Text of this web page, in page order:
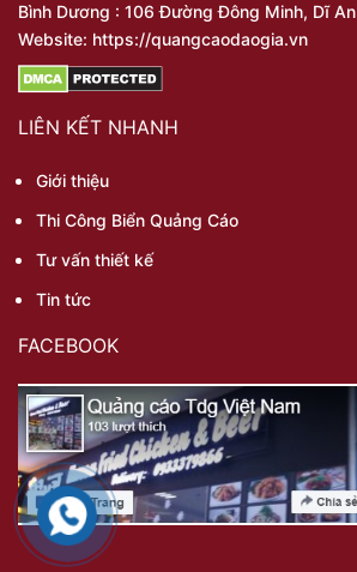
Bình Dương : 106 Đường Đông Minh, Dĩ An
Website: https://quangcaodaogia.vn
LIÊN KẾT NHANH
Giới thiệu
Thi Công Biển Quảng Cáo
Tư vấn thiết kế
Tin tức
FACEBOOK